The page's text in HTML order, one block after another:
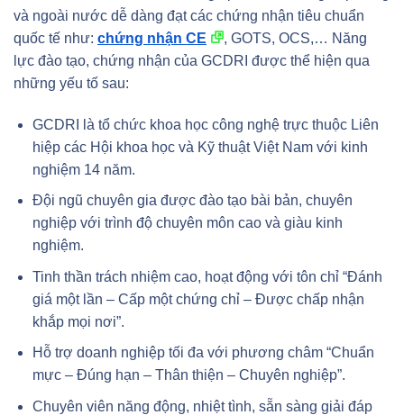
và ngoài nước dễ dàng đạt các chứng nhận tiêu chuẩn
quốc tế như: chứng nhận CE
, GOTS, OCS,… Năng
lực đào tạo, chứng nhận của GCDRI được thể hiện qua
những yếu tố sau:
GCDRI là tổ chức khoa học công nghệ trực thuộc Liên
hiệp các Hội khoa học và Kỹ thuật Việt Nam với kinh
nghiệm 14 năm.
Đội ngũ chuyên gia được đào tạo bài bản, chuyên
nghiệp với trình độ chuyên môn cao và giàu kinh
nghiệm.
Tinh thần trách nhiệm cao, hoạt động với tôn chỉ “Đánh
giá một lần – Cấp một chứng chỉ – Được chấp nhận
khắp mọi nơi”.
Hỗ trợ doanh nghiệp tối đa với phương châm “Chuẩn
mực – Đúng hạn – Thân thiện – Chuyên nghiệp”.
Chuyên viên năng động, nhiệt tình, sẵn sàng giải đáp